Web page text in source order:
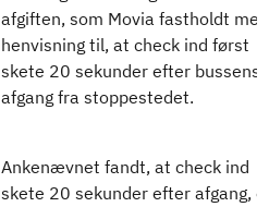
afgiften, som Movia fastholdt med
henvisning til, at check ind først
skete 20 sekunder efter bussens
afgang fra stoppestedet.
Ankenævnet fandt, at check ind
skete 20 sekunder efter afgang,